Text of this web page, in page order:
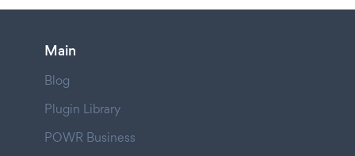
Main
Blog
Plugin Library
POWR Business